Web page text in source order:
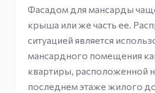
Фасадом для мансарды
крыша или же часть ее.
ситуацией является
мансардного помещения
квартиры, расположенной
последнем этаже жилого